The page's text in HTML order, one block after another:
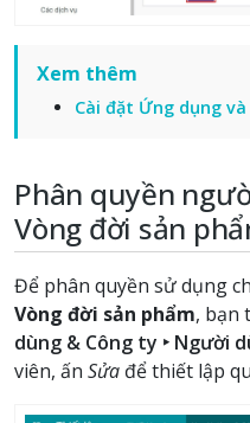
Xem thêm
Cài đặt Ứng dụng
Phân quyền
Vòng đời sản
Để phân quyền sử dụng
Vòng đời sản phẩm, bạn
dùng & Công ty ‣ Người
viên, ấn Sửa để thiết lập